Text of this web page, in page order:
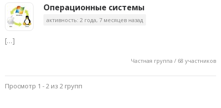
Операционные системы
активность: 2 года, 7 месяцев назад
[…]
Частная группа / 68 участников
Просмотр 1 - 2 из 2 групп